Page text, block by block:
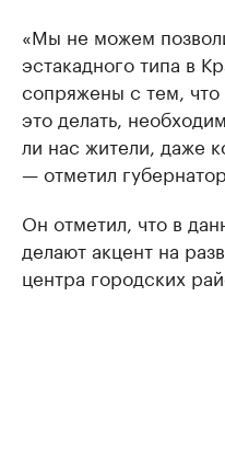
«Мы не можем
эстакадного типа в
сопряжены с тем,
это делать,
ли нас жители, даже
— отметил губернатор.
Он отметил, что в
делают акцент на
центра городских